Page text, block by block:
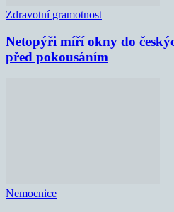
Zdravotní gramotnost
Netopýři míří okny do
před pokousáním
Nemocnice